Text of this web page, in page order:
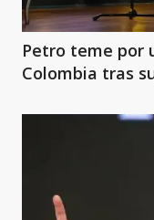
Petro teme por
Colombia tras